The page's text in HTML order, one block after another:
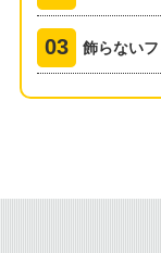
飾らない